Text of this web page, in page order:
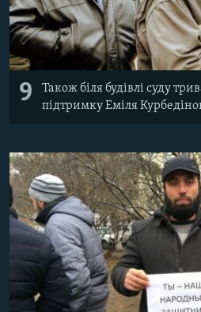
9
Також біля будівлі суду
підтримку Еміля